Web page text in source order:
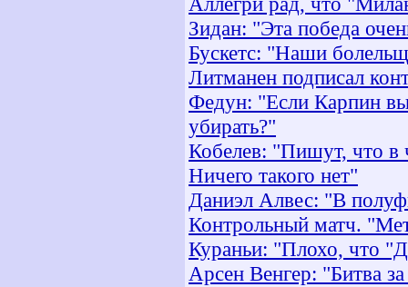
Зидан: "Эта победа
Бускетс: "Наши
Литманен подписал
Федун: "Если Карпин
убирать?"
Кобелев: "Пишут, что в
Ничего такого нет"
Даниэл Алвес: "В
Контрольный матч.
Кураньи: "Плохо, что
Арсен Венгер: "Битва